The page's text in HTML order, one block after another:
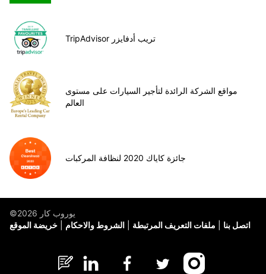
TripAdvisor تريب أدفايزر
مواقع الشركة الرائدة لتأجير السيارات على مستوى
العالم
جائزة كاياك 2020 لنظافة المركبات
©يوروب كار 2026
خريضة الموقع
الشروط والاحكام ملفات التعريف المرتبطة اتصل بنا